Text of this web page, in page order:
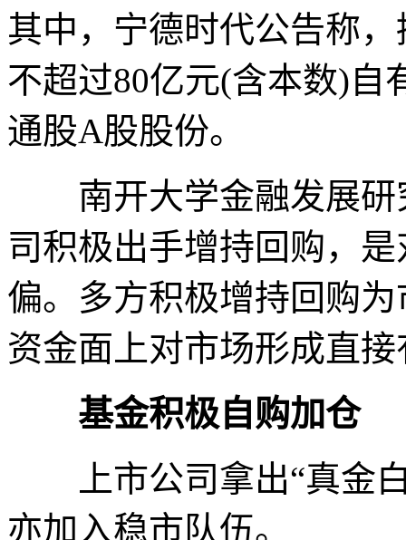
其中，宁德时代公告称
不超过80亿元(含本数)自
通股A股股份。
南开大学金融发展研
司积极出手增持回购，
偏。多方积极增持回购
资金面上对市场形成直
基金积极自购加仓
上市公司拿出“真金白
亦加入稳市队伍。